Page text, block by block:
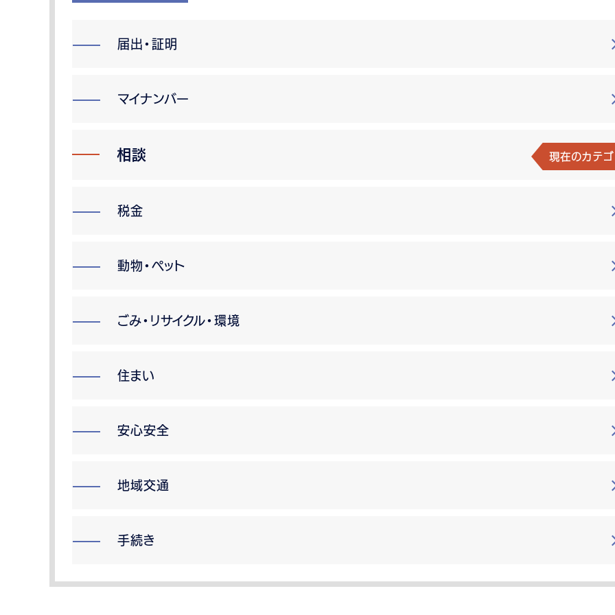
届出・証明
マイナンバー
相談 現在のカテゴ
税金
動物・ペット
ごみ・リサイクル・環境
住まい
安心安全
地域交通
手続き